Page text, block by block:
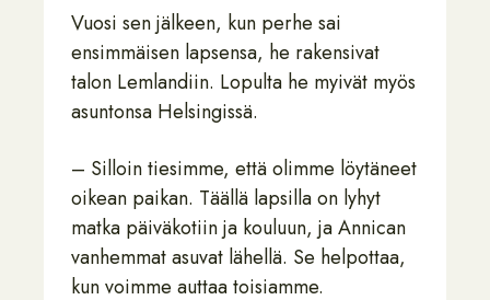
Vuosi sen jälkeen, kun perhe sai
ensimmäisen lapsensa, he rakensivat
talon Lemlandiin. Lopulta he myivät myös
asuntonsa Helsingissä.
– Silloin tiesimme, että olimme löytäneet
oikean paikan. Täällä lapsilla on lyhyt
matka päiväkotiin ja kouluun, ja Annican
vanhemmat asuvat lähellä. Se helpottaa,
kun voimme auttaa toisiamme.